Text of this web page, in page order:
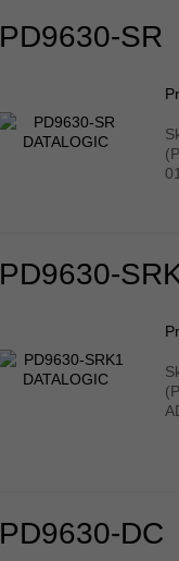
PD9630-SR
PD9630-
PD9630-DC